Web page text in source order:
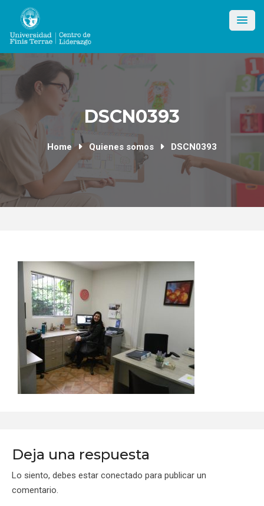
content
DSCN0393
Home Quienes somos DSCN0393
Deja una respuesta
Lo siento, debes estar conectado para publicar un
comentario.